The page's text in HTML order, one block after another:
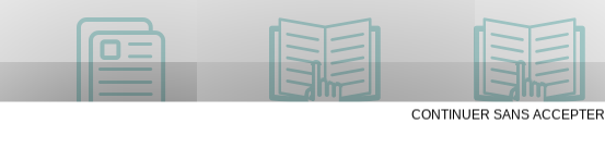
✗ CONTINUER SANS ACCEPTER